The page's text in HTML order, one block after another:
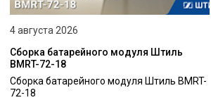
4 августа 2026
Сборка батарейного модуля Штиль
BMRT-72-18
Сборка батарейного модуля Штиль BMRT-
72-18